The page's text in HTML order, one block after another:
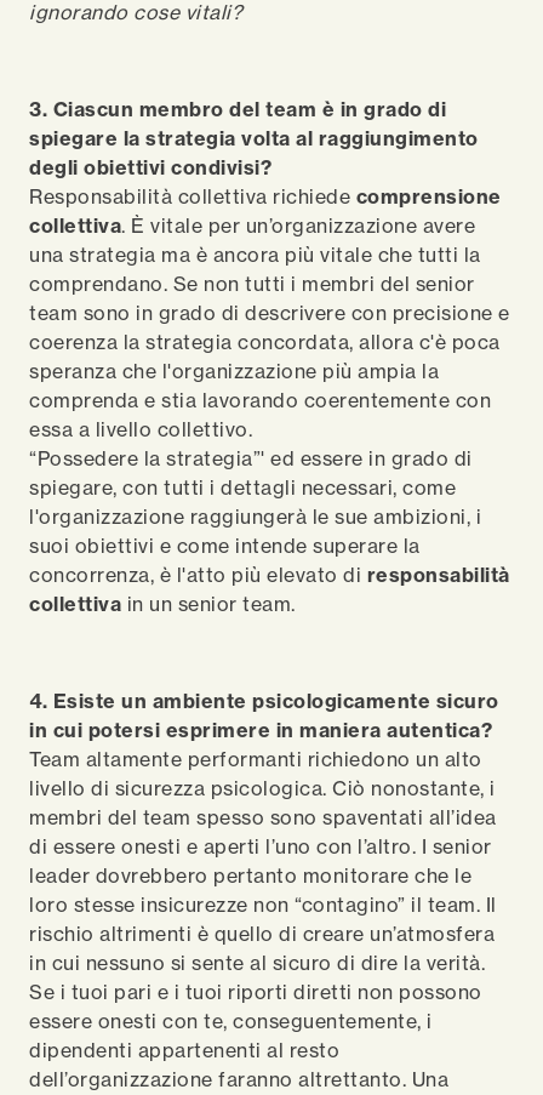
ignorando cose vitali?
3. Ciascun membro del team è in grado di
spiegare la strategia volta al raggiungimento
degli obiettivi condivisi?
Responsabilità collettiva richiede comprensione
collettiva. È vitale per un’organizzazione avere
una strategia ma è ancora più vitale che tutti la
comprendano. Se non tutti i membri del senior
team sono in grado di descrivere con precisione e
coerenza la strategia concordata, allora c'è poca
speranza che l'organizzazione più ampia la
comprenda e stia lavorando coerentemente con
essa a livello collettivo.
“Possedere la strategia”' ed essere in grado di
spiegare, con tutti i dettagli necessari, come
l'organizzazione raggiungerà le sue ambizioni, i
suoi obiettivi e come intende superare la
concorrenza, è l'atto più elevato di responsabilità
collettiva in un senior team.
4. Esiste un ambiente psicologicamente sicuro
in cui potersi esprimere in maniera autentica?
Team altamente performanti richiedono un alto
livello di sicurezza psicologica. Ciò nonostante, i
membri del team spesso sono spaventati all’idea
di essere onesti e aperti l’uno con l’altro. I senior
leader dovrebbero pertanto monitorare che le
loro stesse insicurezze non “contagino” il team. Il
rischio altrimenti è quello di creare un’atmosfera
in cui nessuno si sente al sicuro di dire la verità.
Se i tuoi pari e i tuoi riporti diretti non possono
essere onesti con te, conseguentemente, i
dipendenti appartenenti al resto
dell’organizzazione faranno altrettanto. Una